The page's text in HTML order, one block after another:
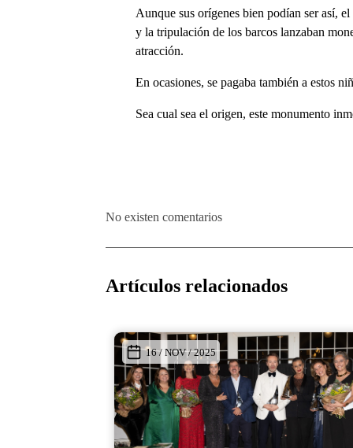
Aunque sus orígenes bien podían ser así,
y la tripulación de los barcos lanzaban
atracción.
En ocasiones, se pagaba también a estos
Sea cual sea el origen, este monumento
No existen comentarios
Artículos relacionados
19 / MAY / 2025